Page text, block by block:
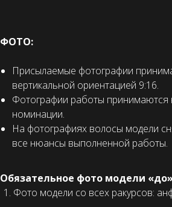
ФОТО:
Присылаемые фотографии
вертикальной ориентацией 9:16.
Фотографии работы принимаются
номинации.
На фотографиях волосы модели
все нюансы выполненной работы.
Обязательное фото модели
Фото модели со всех ракурсов: